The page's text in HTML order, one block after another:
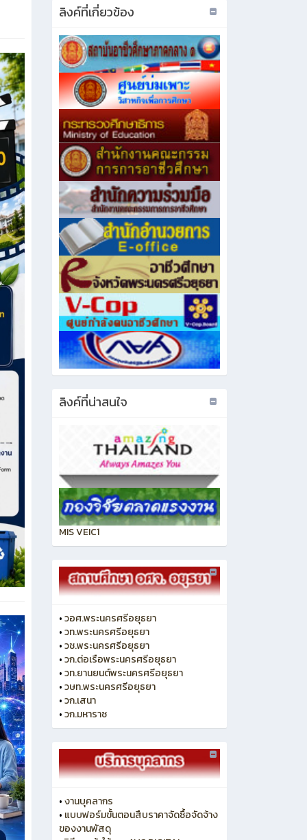
ลิงค์ที่เกี่ยวข้อง
ลิงค์ที่น่าสนใจ
MIS VEIC1
•วอศ.พระนครศรีอยุธยา
•วท.พระนครศรีอยุธยา
•วช.พระนครศรีอยุธยา
•วก.ต่อเรือพระนครศรีอยุธยา
•วท.ยานยนต์พระนครศรีอยุธยา
•วษท.พระนครศรีอยุธยา
•วก.เสนา
•วก.มหาราช
•งานบุคลากร
• แบบฟอร์มขั้นตอนสืบราคาจัดซื้อจัดจ้าง
ของงานพัสดุ